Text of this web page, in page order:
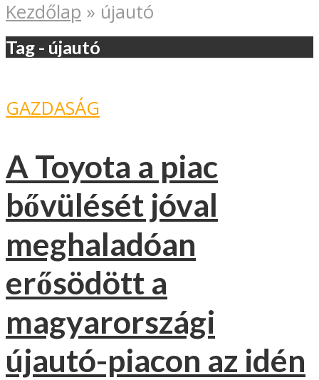
Kezdőlap » újautó
Tag - újautó
GAZDASÁG
A Toyota a piac
bővülését jóval
meghaladóan
erősödött a
magyarországi
újautó-piacon az idén